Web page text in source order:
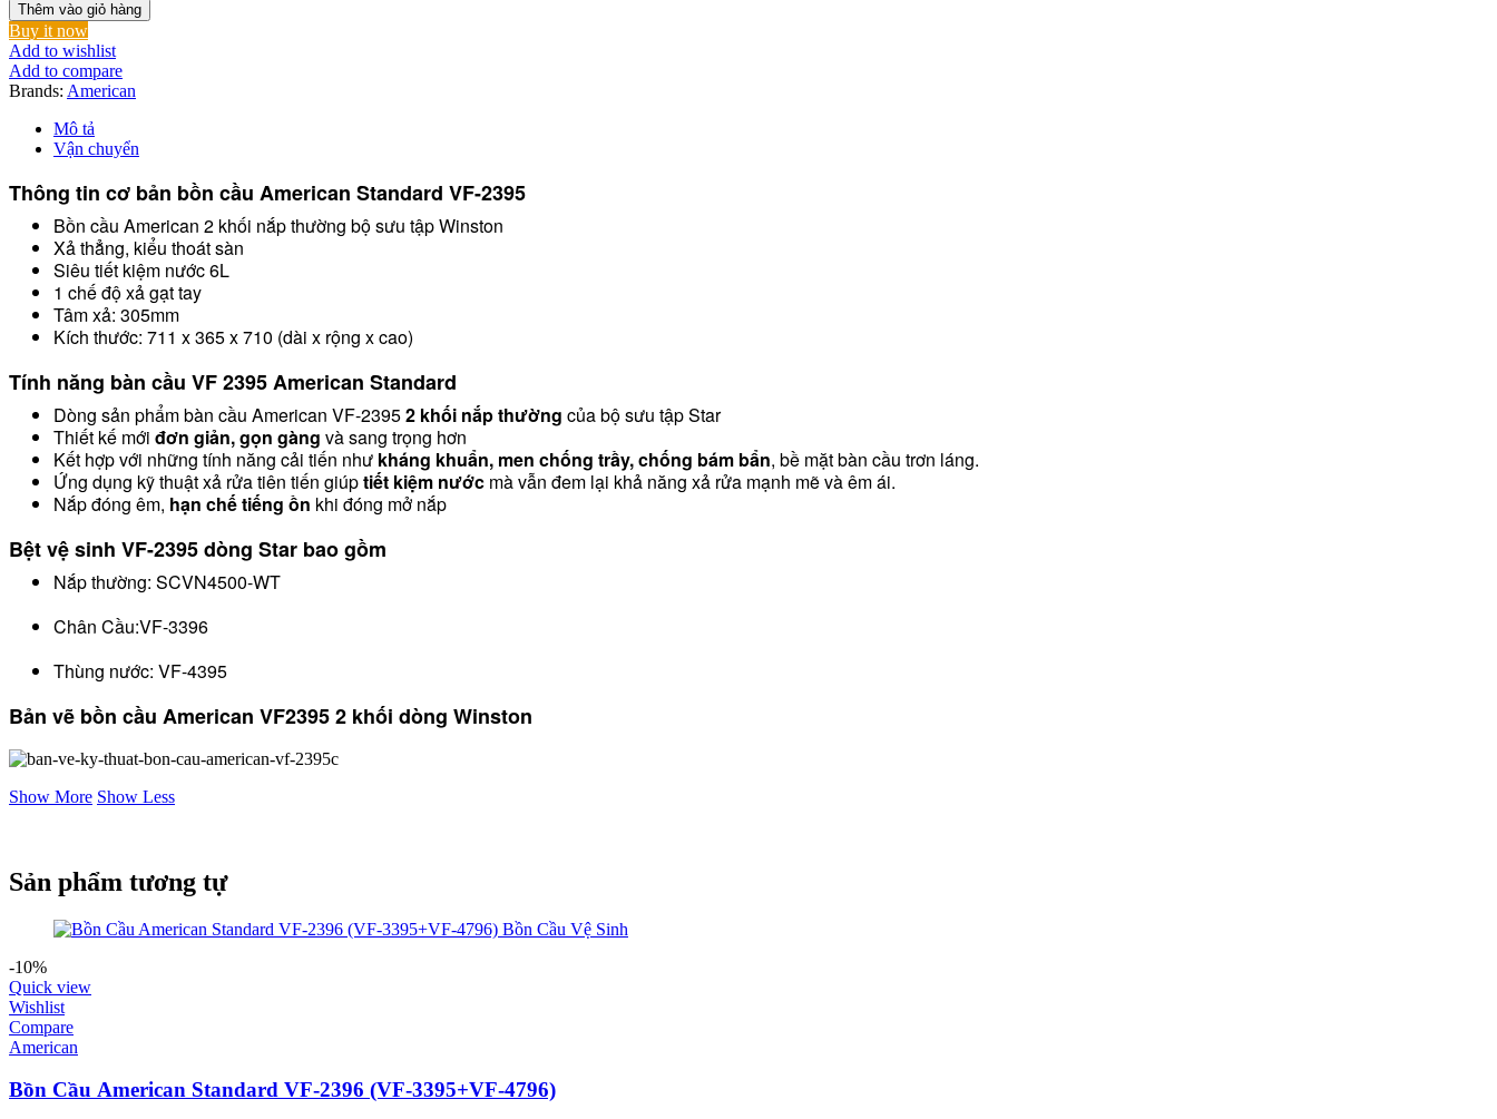
American
Standard
VF-
2395
(VF-
3395+VF-
4395)
lượng
Thêm vào giỏ hàng
Buy it now
Add to wishlist
Add to compare
Brands: American
Mô tả
Vận chuyển
Thông tin cơ bản bồn cầu American Standard VF-2395
Bồn cầu American 2 khối nắp thường bộ sưu tậpWinston
Xả thẳng, kiểu thoát sàn
Siêu tiết kiệm nước 6L
1 chế độ xả gạt tay
Tâm xả: 305mm
Kích thước: 711 x 365 x 710 (dài x rộng x cao)
Tính năng bàn cầu VF2395American Standard
Dòng sản phẩm bàn cầu American VF-23952 khối nắp thường của bộ sưu tậpStar
Thiết kế mới đơn giản, gọn gàng và sang trọng hơn
Kết hợp với những tính năng cải tiến như kháng khuẩn, men chống trầy, chống bám bẩn, bề mặt bàn cầu trơn láng.
Ứng dụng kỹ thuật xả rửa tiên tiến giúptiết kiệm nước mà vẫn đem lại khả năng xả rửa mạnh mẽ và êm ái.
Nắp đóng êm, hạn chế tiếng ồn khi đóng mở nắp
Bệt vệ sinh VF-2395dòng Star bao gồm
Nắp thường: SCVN4500-WT
Chân Cầu:VF-3396
Thùng nước: VF-4395
Bản vẽ bồn cầu American VF23952 khối dòng Winston
Show More Show Less
Sản phẩm tương tự
-10%
Quick view
Wishlist
Compare
American
Bồn Cầu American Standard VF-2396 (VF-3395+VF-4796)